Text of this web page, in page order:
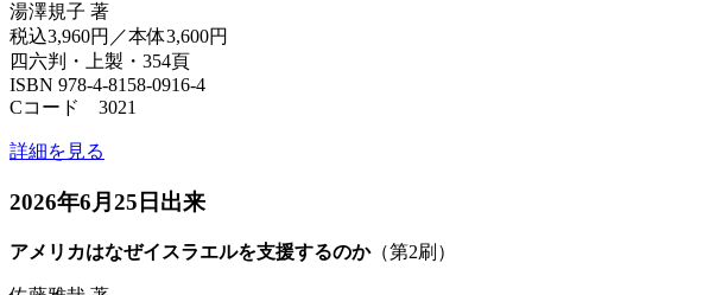
湯澤規子 著
税込3,960円／本体3,600円
四六判・上製・354頁
ISBN 978-4-8158-0916-4
Cコード 3021
詳細を見る
2026年6月25日出来
アメリカはなぜイスラエルを支援するのか（第2刷）